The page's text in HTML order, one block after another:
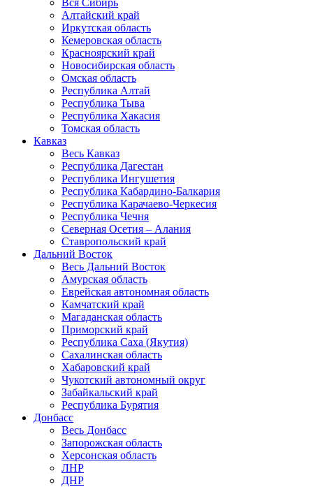
Вся Сибирь
Алтайский край
Иркутская область
Кемеровская область
Красноярский край
Новосибирская область
Омская область
Республика Алтай
Республика Тыва
Республика Хакасия
Томская область
Кавказ
Весь Кавказ
Республика Дагестан
Республика Ингушетия
Республика Кабардино-Балкария
Республика Карачаево-Черкесия
Республика Чечня
Северная Осетия – Алания
Ставропольский край
Дальний Восток
Весь Дальний Восток
Амурская область
Еврейская автономная область
Камчатский край
Магаданская область
Приморский край
Республика Саха (Якутия)
Сахалинская область
Хабаровский край
Чукотский автономный округ
Забайкальский край
Республика Бурятия
Донбасс
Весь Донбасс
Запорожская область
Херсонская область
ЛНР
ДНР